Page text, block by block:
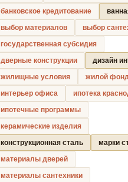
банковское кредитование
выбор материалов
выбор
государственная субсидия
дверные конструкции
дизайн
жилищные условия
жилой
интерьер офиса
ипотека
ипотечные программы
керамические изделия
конструкционная сталь
марки
материалы дверей
материалы сантехники